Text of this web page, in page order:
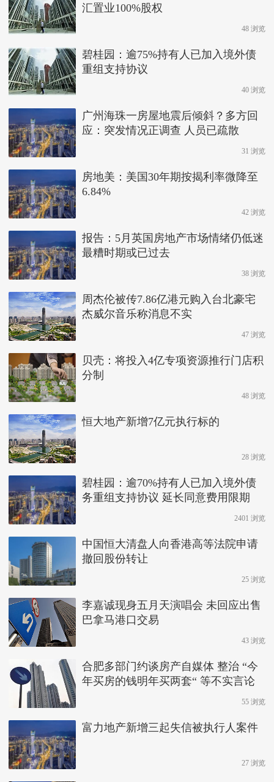
汇置业100%股权
48 浏览
碧桂园：逾75%持有人已加入境外债
重组支持协议
40 浏览
广州海珠一房屋地震后倾斜？多方回
应：突发情况正调查 人员已疏散
31 浏览
房地美：美国30年期按揭利率微降至
6.84%
42 浏览
报告：5月英国房地产市场情绪仍低迷
最糟时期或已过去
38 浏览
周杰伦被传7.86亿港元购入台北豪宅
杰威尔音乐称消息不实
47 浏览
贝壳：将投入4亿专项资源推行门店积
分制
48 浏览
恒大地产新增7亿元执行标的
28 浏览
碧桂园：逾70%持有人已加入境外债
务重组支持协议 延长同意费用限期
2401 浏览
中国恒大清盘人向香港高等法院申请
撤回股份转让
25 浏览
李嘉诚现身五月天演唱会 未回应出售
巴拿马港口交易
43 浏览
合肥多部门约谈房产自媒体 整治 “今
年买房的钱明年买两套“ 等不实言论
55 浏览
富力地产新增三起失信被执行人案件
27 浏览